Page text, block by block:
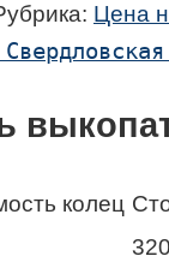
Цена
колец